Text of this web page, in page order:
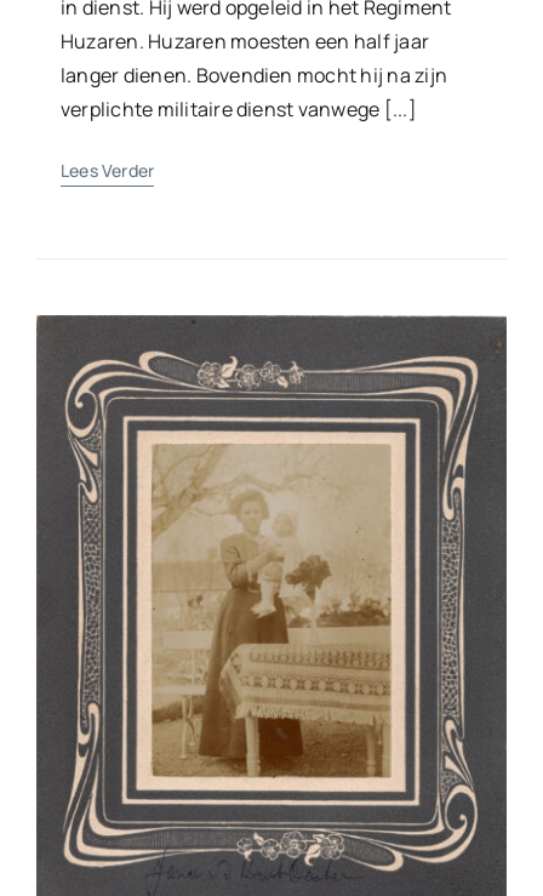
in dienst. Hij werd opgeleid in het Regiment
Huzaren. Huzaren moesten een half jaar
langer dienen. Bovendien mocht hij na zijn
verplichte militaire dienst vanwege [...]
Lees Verder